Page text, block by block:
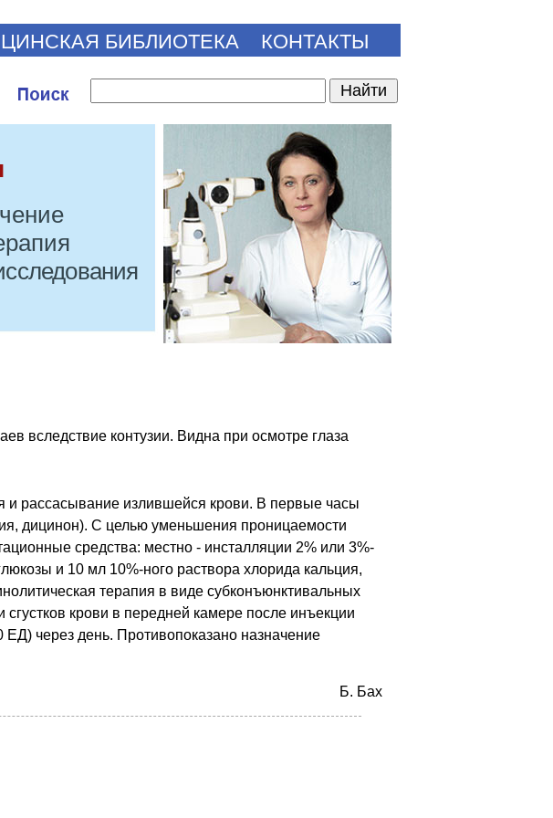
БИБЛИОТЕКА КОНТАКТЫ
вследствие контузии. Видна при осмотре глаза
и рассасывание излившейся крови. В первые часы
дицинон). С целью уменьшения проницаемости
средства: местно - инсталляции 2% или 3%-
и 10 мл 10%-ного раствора хлорида кальция,
терапия в виде субконъюнктивальных
крови в передней камере после инъекции
ЕД) через день. Противопоказано назначение
Б. Бax